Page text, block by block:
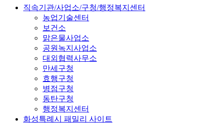
직속기관/사업소/구청/행정복지센터
농업기술센터
보건소
맑은물사업소
공원녹지사업소
대외협력사무소
만세구청
효행구청
병점구청
동탄구청
행정복지센터
화성특례시 패밀리 사이트